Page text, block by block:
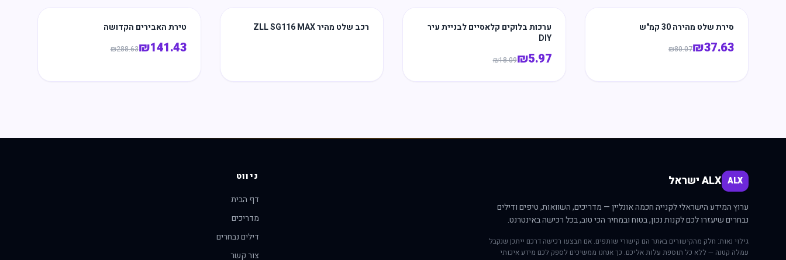
סירת שלט מהירה 30 קמ"ש
₪37.63
₪80.07
ערכות בלוקים קלאסיים לבניית עיר
DIY
₪5.97
₪18.09
רכב שלט מהיר ZLL SG116 MAX טירת האבירים הקדושה
₪141.43
₪288.63
ALX ALX ישראל
ערוץ המידע הישראלי לקנייה חכמה אונליין — מדריכים, השוואות, טיפים ודילים
נבחרים שיעזרו לכם לקנות נכון, בטוח ובמחיר הכי טוב, בכל רכישה באינטרנט.
גילוי נאות: חלק מהקישורים באתר הם קישורי שותפים. אם תבצעו רכישה דרכם ייתכן שנקבל
עמלה קטנה — ללא כל תוספת עלות אליכם. כך אנחנו ממשיכים לספק לכם מידע איכותי
ניווט
דף הבית
מדריכים
דילים נבחרים
צור קשר